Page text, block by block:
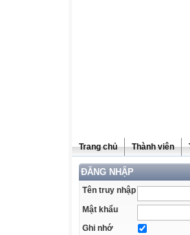
Trang chủ Thành viên
ĐĂNG NHẬP
Tên truy nhập
Mật khẩu
Ghi nhớ